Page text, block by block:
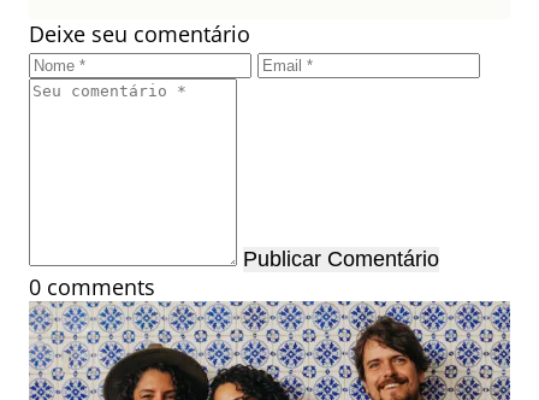
Deixe seu comentário
Publicar Comentário
0 comments